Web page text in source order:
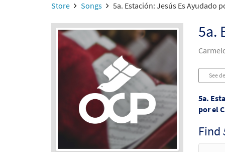
Store Songs 5a. Estación: Jesús Es Ayudado
5a.
See
5a.
por el
Find